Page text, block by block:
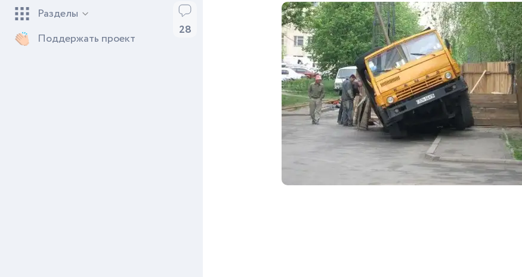
Разделы
Поддержать проект
28